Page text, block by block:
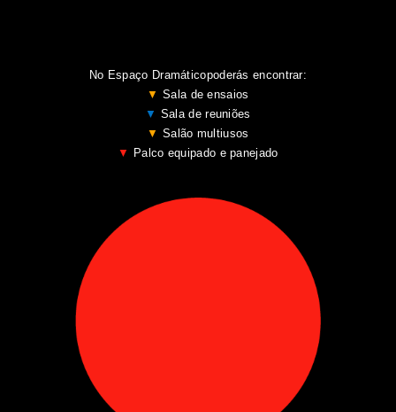
No Espaço Dramáticopoderás encontrar:
▼ Sala de ensaios
▼ Sala de reuniões
▼ Salão multiusos
▼
Palco equipado e panejado